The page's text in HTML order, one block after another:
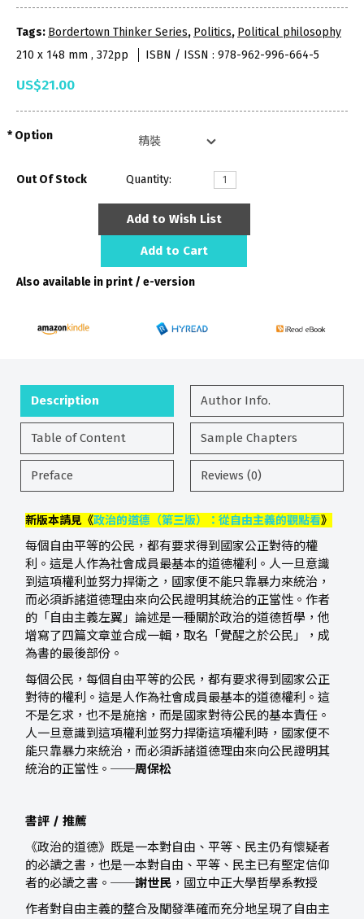
Tags: Bordertown Thinker Series, Politics, Political philosophy
210 x 148 mm , 372pp
ISBN / ISSN : 978-962-996-664-5
US$21.00
Option
Out Of Stock Quantity:
Add to Wish List
Add to Cart
Also available in print / e-version
Description Author Info.
Table of Content Sample Chapters
Preface Reviews (0)
新版本請見《政治的道德（第三版）：從自由主義的觀點看》
每個自由平等的公民，都有要求得到國家公正對待的權
利。這是人作為社會成員最基本的道德權利。人一旦意識
到這項權利並努力捍衛之，國家便不能只靠暴力來統治，
而必須訴諸道德理由來向公民證明其統治的正當性。作者
的「自由主義左翼」論述是一種關於政治的道德哲學，他
增寫了四篇文章並合成一輯，取名「覺醒之於公民」，成
為書的最後部份。
每個公民，每個自由平等的公民，都有要求得到國家公正
對待的權利。這是人作為社會成員最基本的道德權利。這
不是乞求，也不是施捨，而是國家對待公民的基本責任。
人一旦意識到這項權利並努力捍衛這項權利時，國家便不
能只靠暴力來統治，而必須訴諸道德理由來向公民證明其
統治的正當性。──周保松
書評 / 推薦
《政治的道德》既是一本對自由、平等、民主仍有懷疑者
的必讀之書，也是一本對自由、平等、民主已有堅定信仰
者的必讀之書。──謝世民 ，國立中正大學哲學系教授
作者對自由主義的整合及闡發準確而充分地呈現了自由主